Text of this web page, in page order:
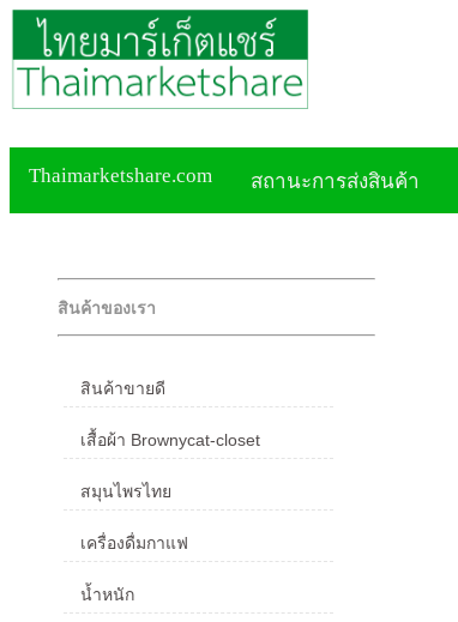
Thaimarketshare.com สถานะการส่งสินค้า
สินค้าของเรา
สินค้าขายดี
เสื้อผ้า Brownycat-closet
สมุนไพรไทย
เครื่องดื่มกาแฟ
น้ำหนัก